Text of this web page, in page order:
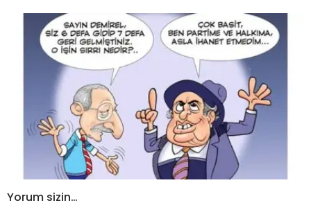
Yorum sizin…